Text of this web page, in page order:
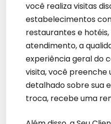
você realiza visitas
estabelecimentos
restaurantes e
atendimento, a
experiência geral do
visita, você preenche
detalhado sobre sua
troca, recebe uma